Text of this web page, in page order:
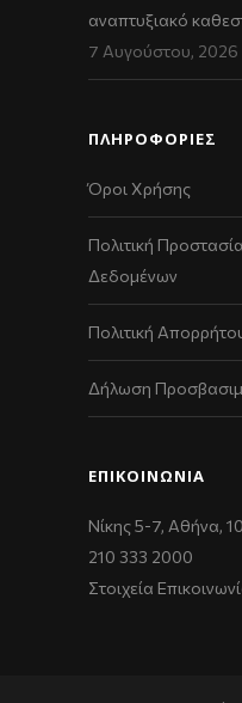
αναπτυξιακό
7 Αυγούστου, 2026
ΠΛΗΡΟΦΟΡΙΕΣ
Όροι Χρήσης
Πολιτική
Δεδομένων
Πολιτική
Δήλωση
ΕΠΙΚΟΙΝΩΝΊΑ
Νίκης 5-7, Αθήνα,
210 333 2000
Στοιχεία